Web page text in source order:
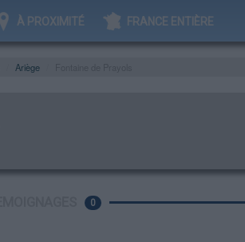
À PROXIMITÉ FRANCE ENTIÈRE
Ariège
0